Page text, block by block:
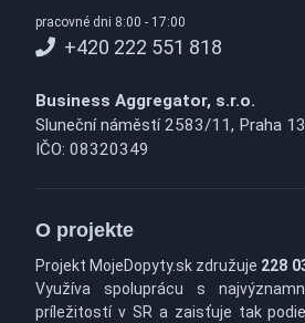
pracovné dni 8:00 - 17:00
+420 222 551 818
Business Aggregator, s.r.o.
Sluneční náměstí 2583/11, Praha 13
IČO: 08320349
O projekte
Projekt MojeDopyty.sk združuje 228
Využíva spoluprácu s
príležitostí v SR a zaisťuje tak